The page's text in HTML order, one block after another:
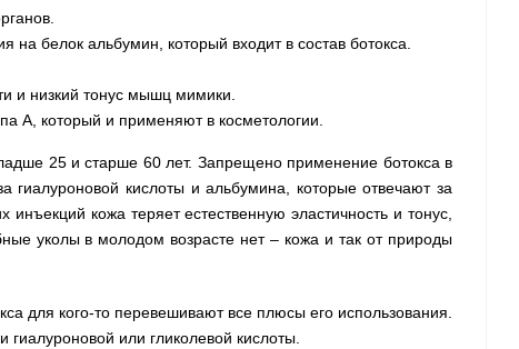
белок альбумин, который входит в состав ботокса.
и низкий тонус мышц мимики.
А, который и применяют в косметологии.
25 и старше 60 лет. Запрещено применение ботокса в
гиалуроновой кислоты и альбумина, которые отвечают за
кожа теряет естественную эластичность и тонус,
уколы в молодом возрасте нет – кожа и так от природы
для кого-то перевешивают все плюсы его использования.
или гликолевой кислоты.